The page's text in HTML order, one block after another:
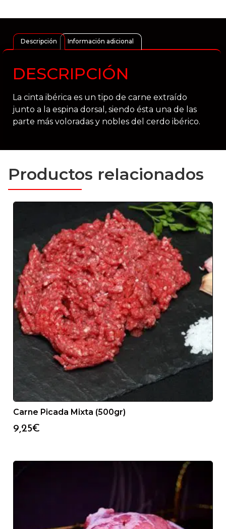
Descripción Información adicional
DESCRIPCIÓN
La cinta ibérica es un tipo de carne extraído
junto a la espina dorsal, siendo ésta una de las
parte más voloradas y nobles del cerdo ibérico.
Productos relacionados
Carne Picada Mixta (500gr)
9,25€